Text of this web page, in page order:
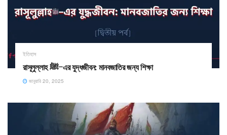
ইতিহাস
রাসূলুল্লাহ ﷺ–এর যুদ্ধজীবন: মানবজাতির জন্য শিক্ষা
জানুয়ারি 20, 2025